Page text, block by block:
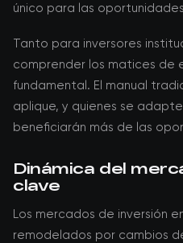
único para las
Tanto para inversores
comprender los matices de
fundamental. El manual
aplique, y quienes se
beneficiarán más de las
Dinámica del
clave
Los mercados de inversión
remodelados por cambios